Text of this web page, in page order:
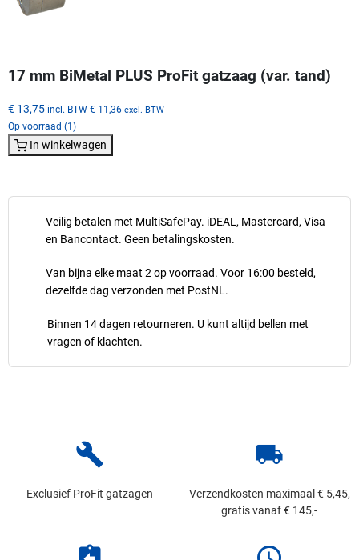
Veilig betalen met MultiSafePay. iDEAL, Mastercard, Visa
en Bancontact. Geen betalingskosten.
Van bijna elke maat 2 op voorraad. Voor 16:00 besteld,
dezelfde dag verzonden met PostNL.
Binnen 14 dagen retourneren. U kunt altijd bellen met
vragen of klachten.
17 mm BiMetal PLUS ProFit gatzaag (var. tand)
€ 13,75 incl. BTW € 11,36 excl. BTW
Op voorraad (1)
In winkelwagen
build
Exclusief ProFit gatzagen
local_shipping
Verzendkosten maximaal € 5,45,
gratis vanaf € 145,-